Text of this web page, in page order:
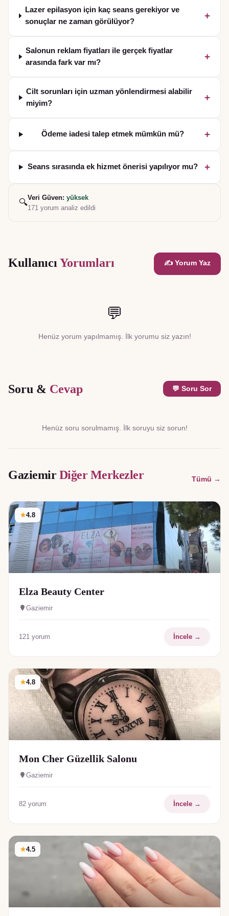
Lazer epilasyon için kaç seans gerekiyor ve
sonuçlar ne zaman görülüyor?
+
Salonun reklam fiyatları ile gerçek fiyatlar
arasında fark var mı?
+
Cilt sorunları için uzman yönlendirmesi alabilir
miyim?
+
Ödeme iadesi talep etmek mümkün mü? +
Seans sırasında ek hizmet önerisi yapılıyor mu? +
🔍Veri Güven: yüksek
171 yorum analiz edildi
Kullanıcı Yorumları ✍️ Yorum Yaz
💬
Henüz yorum yapılmamış. İlk yorumu siz yazın!
Soru & Cevap 💬 Soru Sor
Henüz soru sorulmamış. İlk soruyu siz sorun!
Gaziemir Diğer Merkezler Tümü →
★4.8
Elza Beauty Center
Gaziemir
121 yorum İncele →
★4.8
Mon Cher Güzellik Salonu
Gaziemir
82 yorum İncele →
★4.5